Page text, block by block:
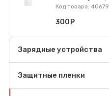
Код товара: 40679
300
Зарядные устройства
Защитные пленки